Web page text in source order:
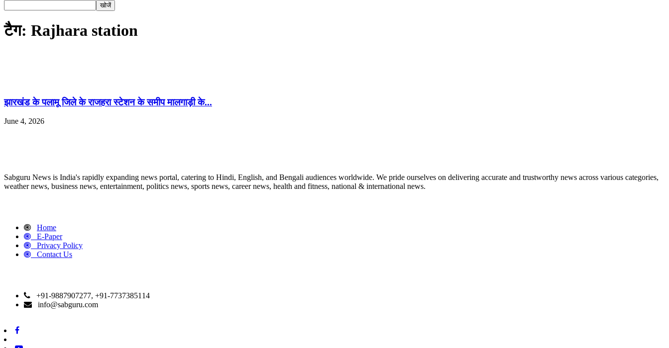
टैग: Rajhara station
झारखंड के पलामू जिले के राजहरा स्टेशन के समीप मालगाड़ी के...
June 4, 2026
Sabguru News is India's rapidly expanding news portal, catering to Hindi, English, and Bengali audiences worldwide. We pride ourselves on delivering accurate and trustworthy news across various categories,
weather news, business news, entertainment, politics news, sports news, career news, health and fitness, national & international news.
Home
E-Paper
Privacy Policy
Contact Us
+91-9887907277, +91-7737385114
info@sabguru.com